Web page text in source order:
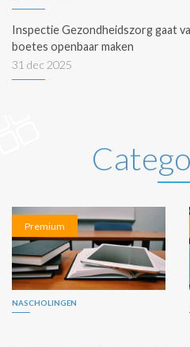
Inspectie Gezondheidszorg gaat
boetes openbaar maken
31 dec 2025
Premium
NASCHOLINGEN